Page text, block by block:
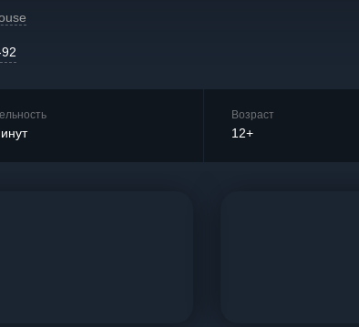
Возраст
12+